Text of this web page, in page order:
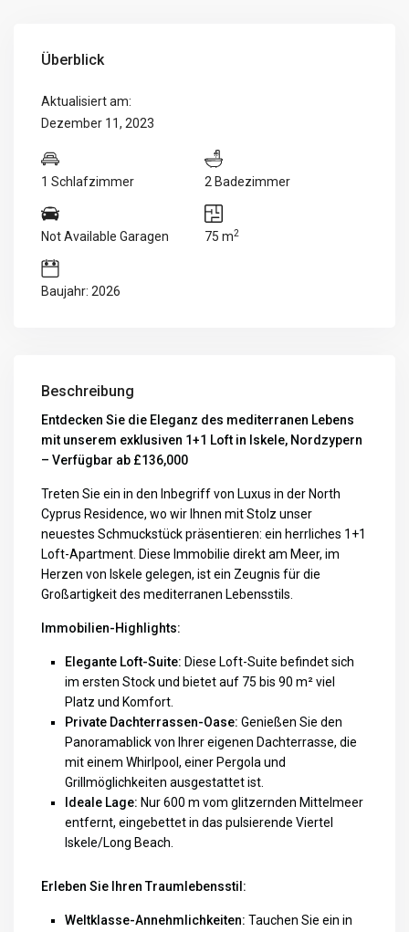
Überblick
Aktualisiert am:
Dezember 11, 2023
1 Schlafzimmer 2 Badezimmer
Not Available Garagen 75 m2
Baujahr: 2026
Beschreibung
Entdecken Sie die Eleganz des mediterranen Lebens
mit unserem exklusiven 1+1 Loft in Iskele, Nordzypern
– Verfügbar ab £136,000
Treten Sie ein in den Inbegriff von Luxus in der North
Cyprus Residence, wo wir Ihnen mit Stolz unser
neuestes Schmuckstück präsentieren: ein herrliches 1+1
Loft-Apartment. Diese Immobilie direkt am Meer, im
Herzen von Iskele gelegen, ist ein Zeugnis für die
Großartigkeit des mediterranen Lebensstils.
Immobilien-Highlights:
Elegante Loft-Suite: Diese Loft-Suite befindet sich
im ersten Stock und bietet auf 75 bis 90 m² viel
Platz und Komfort.
Private Dachterrassen-Oase: Genießen Sie den
Panoramablick von Ihrer eigenen Dachterrasse, die
mit einem Whirlpool, einer Pergola und
Grillmöglichkeiten ausgestattet ist.
Ideale Lage: Nur 600 m vom glitzernden Mittelmeer
entfernt, eingebettet in das pulsierende Viertel
Iskele/Long Beach.
Erleben Sie Ihren Traumlebensstil:
Weltklasse-Annehmlichkeiten: Tauchen Sie ein in